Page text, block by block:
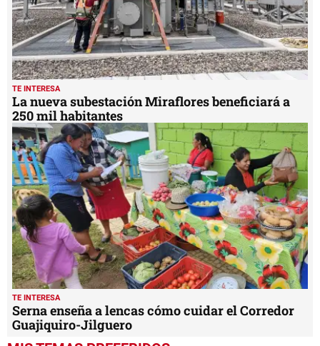
TE INTERESA
La nueva subestación Miraflores beneficiará a
250 mil habitantes
TE INTERESA
Serna enseña a lencas cómo cuidar el Corredor
Guajiquiro-Jilguero